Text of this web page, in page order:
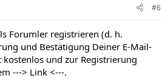
#6
Forumler registrieren (d. h.
und Bestätigung Deiner E-Mail-
kostenlos und zur Registrierung
---> Link <---.